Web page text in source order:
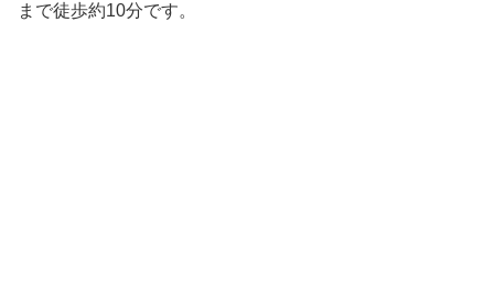
まで徒歩約10分です。